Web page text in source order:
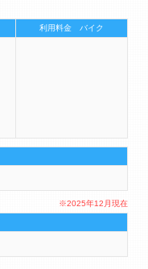
利用料金 バイク
※2025年12月現在